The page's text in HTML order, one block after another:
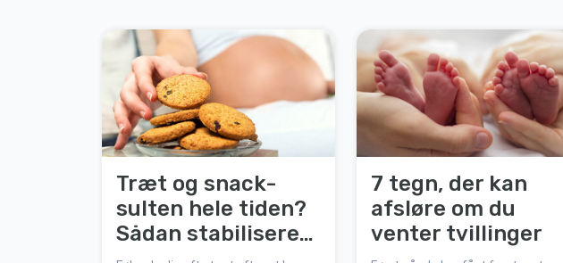
Træt og snack-
sulten hele tiden?
Sådan stabiliserer
7 tegn, der kan
afsløre om du
venter tvillinger